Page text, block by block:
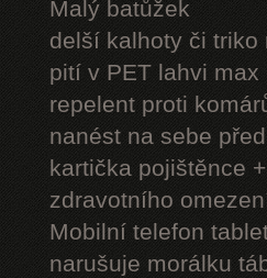
Malý batůžek
delší kalhoty či
pití v PET lahvi
repelent proti
nanést na sebe
kartička pojištěnce
zdravotního
Mobilní telefon
narušuje morálku